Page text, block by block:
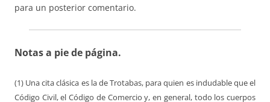
para un posterior comentario.
Notas a pie de página.
(1) Una cita clásica es la de Trotabas, para quien es indudable que el
Código Civil, el Código de Comercio y, en general, todo los cuerpos